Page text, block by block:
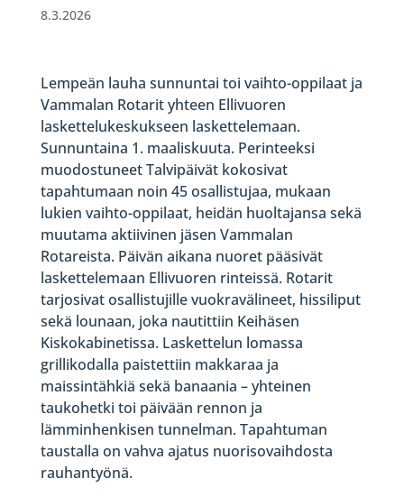
8.3.2026
Lempeän lauha sunnuntai toi vaihto-oppilaat ja
Vammalan Rotarit yhteen Ellivuoren
laskettelukeskukseen laskettelemaan.
Sunnuntaina 1. maaliskuuta. Perinteeksi
muodostuneet Talvipäivät kokosivat
tapahtumaan noin 45 osallistujaa, mukaan
lukien vaihto-oppilaat, heidän huoltajansa sekä
muutama aktiivinen jäsen Vammalan
Rotareista. Päivän aikana nuoret pääsivät
laskettelemaan Ellivuoren rinteissä. Rotarit
tarjosivat osallistujille vuokravälineet, hissiliput
sekä lounaan, joka nautittiin Keihäsen
Kiskokabinetissa. Laskettelun lomassa
grillikodalla paistettiin makkaraa ja
maissintähkiä sekä banaania – yhteinen
taukohetki toi päivään rennon ja
lämminhenkisen tunnelman. Tapahtuman
taustalla on vahva ajatus nuorisovaihdosta
rauhantyönä.